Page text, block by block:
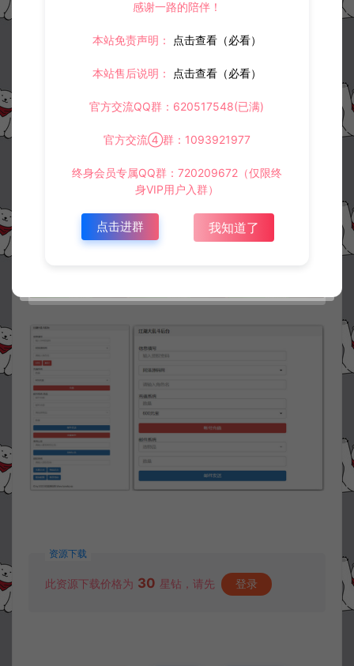
资源下载
此资源下载价格为 30 星钻，请先 登录
感谢一路的陪伴！
本站免责声明： 点击查看（必看）
本站售后说明： 点击查看（必看）
官方交流QQ群：620517548(已满)
官方交流④群：1093921977
终身会员专属QQ群：720209672（仅限终
身VIP用户入群）
点击进群 我知道了